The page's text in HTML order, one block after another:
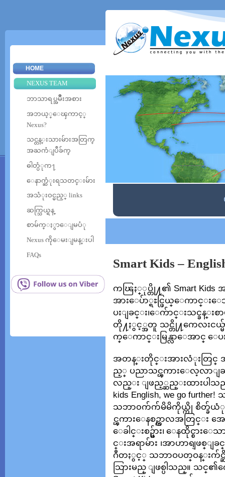
HOME
NEXUS TEAM
ဘာသာရပ္အမ်ိဳးအစား
အဘယ့္ေၾကာင့္
Nexus?
သင္တန္းသားမ်ားအတြက္
အႀကံျပဳခ်က္
ဓါတ္ပံုက႑
ေနာက္ဆံုးရသတင္းမ်ား
အသံုးဝင္မည့္ links
ဆက္သြယ္ရန္
စာမ်က္ႏွာေျမပံု
Nexus ကိုေမးျမန္းပါ
FAQs
Smart Kids –
ကၽြႏ္ုပ္တို႔၏ Smart Kids
အားေပ်ာ္ရႊင္ဖြယ္ေကာင္း
ပးျခင္း၊ေက်ာင္းသင္ခန္းစာမ်
တို႔ႏွင့္အတူ သင္တို႔ကေလးငယ္မ်
က္ေကာင္းမြန္လာေအာင္ ေပး
အတန္းတိုင္းအားလံုးတြင္ အ
ည့္ ပညာသင္ၾကားေလ့လာျခ
လည္း ျဖည့္ဆည္းထားပါသည္။
kids English, we go
သဘာ၀က်က်မိမိကိုယ္ကို စိတ္ခ်ယံုၾ
င္ၾကားေနစဥ္ကာလအတြင္း အ
ေခါင္းစဥ္မ်ား၊ ေနထိုင္စာ
င္းအရာမ်ား ၊အာဟာရျဖစ္
ဂီတႏွင့္ သဘာဝပတ္ဝန္းက်င္ဆိုင္
သြားမည္ ျဖစ္ပါသည္။ သင္